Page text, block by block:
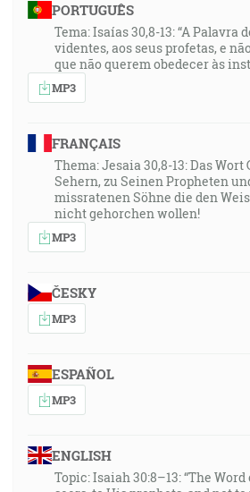
PORTUGUÊS
Tema: Isaías 30,8-13: “A Palavra
videntes, aos seus profetas, e
que não querem obedecer às
MP3
FRANÇAIS
Thema: Jesaia 30,8-13: Das
Sehern, zu Seinen Propheten
missratenen Söhne die den
nicht gehorchen wollen!
MP3
ČESKY
MP3
ESPAÑOL
MP3
ENGLISH
Topic: Isaiah 30:8–13: “The